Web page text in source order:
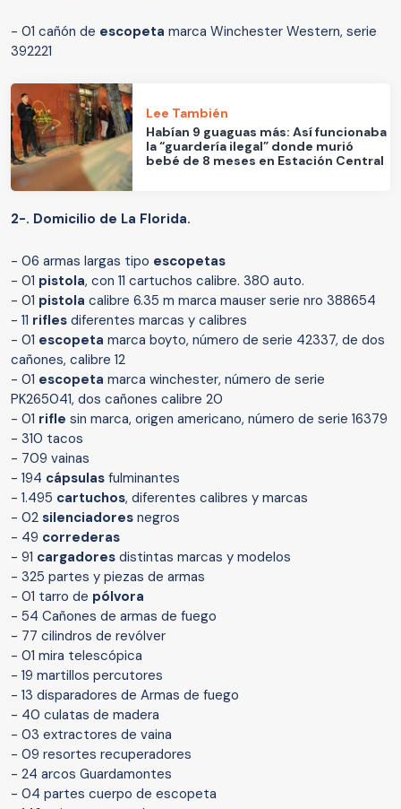
- 01 cañón de escopeta marca Winchester Western, serie
392221
Lee También
Habían 9 guaguas más: Así funcionaba
la “guardería ilegal” donde murió
bebé de 8 meses en Estación Central
2-. Domicilio de La Florida.
- 06 armas largas tipo escopetas
- 01 pistola, con 11 cartuchos calibre. 380 auto.
- 01 pistola calibre 6.35 m marca mauser serie nro 388654
- 11 rifles diferentes marcas y calibres
- 01 escopeta marca boyto, número de serie 42337, de dos
cañones, calibre 12
- 01 escopeta marca winchester, número de serie
PK265041, dos cañones calibre 20
- 01 rifle sin marca, origen americano, número de serie 16379
- 310 tacos
- 709 vainas
- 194 cápsulas fulminantes
- 1.495 cartuchos, diferentes calibres y marcas
- 02 silenciadores negros
- 49 correderas
- 91 cargadores distintas marcas y modelos
- 325 partes y piezas de armas
- 01 tarro de pólvora
- 54 Cañones de armas de fuego
- 77 cilindros de revólver
- 01 mira telescópica
- 19 martillos percutores
- 13 disparadores de Armas de fuego
- 40 culatas de madera
- 03 extractores de vaina
- 09 resortes recuperadores
- 24 arcos Guardamontes
- 04 partes cuerpo de escopeta